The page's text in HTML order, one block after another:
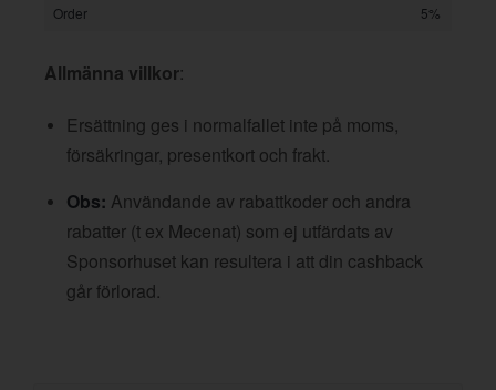
Order 5%
Allmänna villkor:
Ersättning ges i normalfallet inte på moms,
försäkringar, presentkort och frakt.
Obs: Användande av rabattkoder och andra
rabatter (t ex Mecenat) som ej utfärdats av
Sponsorhuset kan resultera i att din cashback
går förlorad.